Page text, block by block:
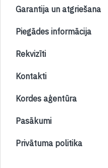
Garantija un atgriešana
Piegādes informācija
Rekvizīti
Kontakti
Kordes aģentūra
Pasākumi
Privātuma politika